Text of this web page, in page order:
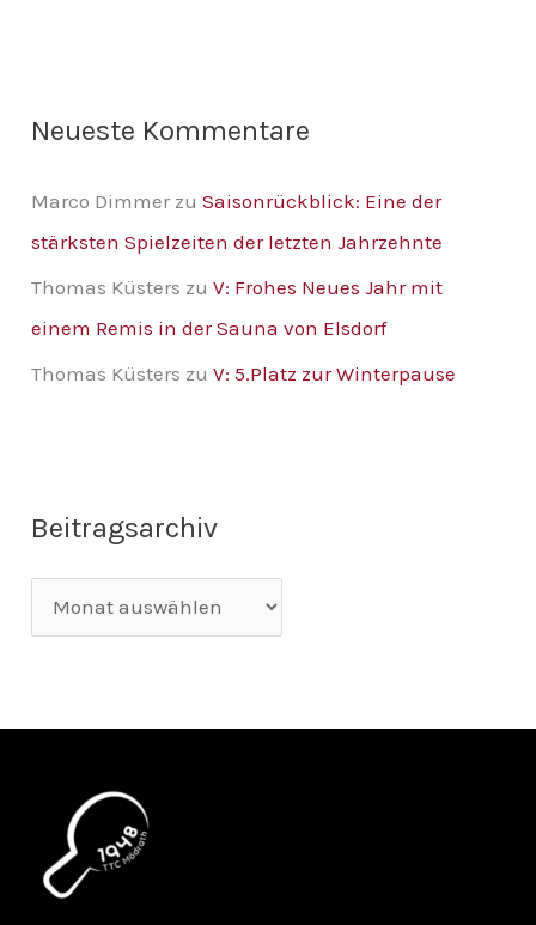
Neueste Kommentare
Marco Dimmer zuSaisonrückblick: Eine der
stärksten Spielzeiten der letzten Jahrzehnte
Thomas Küsters zuV: Frohes Neues Jahr mit
einem Remis in der Sauna von Elsdorf
Thomas Küsters zuV: 5.Platz zur Winterpause
Beitragsarchiv